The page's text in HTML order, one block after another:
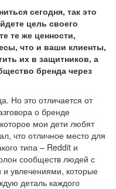
сегодня, так это
цель своего
те же ценности,
что и ваши клиенты,
их в защитников, а
бренда через
Но это отличается от
о бренде
мои дети любят
что отличное место для
типа – Reddit и
сообществ людей с
увлечениями, которые
деталь каждого